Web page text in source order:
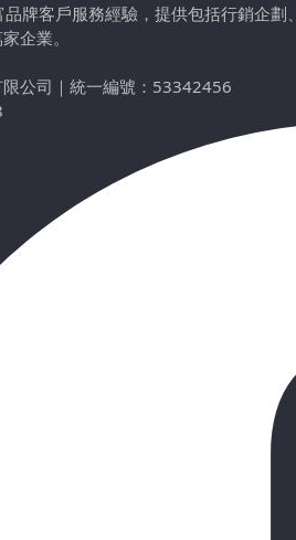
牌客戶服務經驗，提供包括行銷企
企業。
公司 ｜ 統一編號：53342456